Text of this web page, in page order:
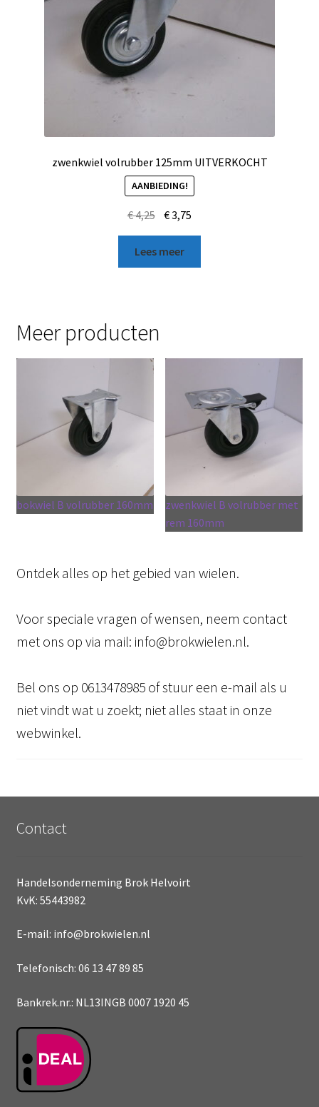
zwenkwiel volrubber 125mm UITVERKOCHT
AANBIEDING!
€4,25 €3,75
Lees meer
Meer producten
bokwiel B volrubber 160mm
zwenkwiel B volrubber met
rem 160mm
Ontdek alles op het gebied van wielen.
Voor speciale vragen of wensen, neem contact
met ons op via mail: info@brokwielen.nl.
Bel ons op 0613478985 of stuur een e-mail als u
niet vindt wat u zoekt; niet alles staat in onze
webwinkel.
Contact
Handelsonderneming Brok Helvoirt
KvK: 55443982
E-mail: info@brokwielen.nl
Telefonisch: 06 13 47 89 85
Bankrek.nr.: NL13INGB 0007 1920 45